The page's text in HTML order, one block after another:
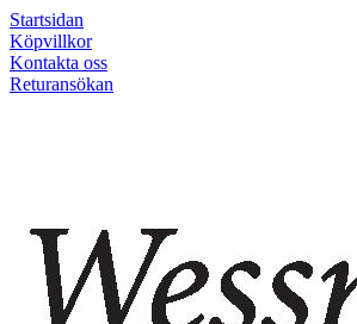
Startsidan
Köpvillkor
Kontakta oss
Returansökan